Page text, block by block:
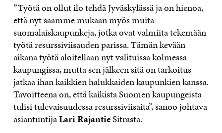
”Työtä on ollut ilo tehdä Jyväskylässä ja on hienoa,
että nyt saamme mukaan myös muita
suomalaiskaupunkeja, jotka ovat valmiita tekemään
työtä resurssiviisauden parissa. Tämän kevään
aikana työtä aloitellaan nyt valituissa kolmessa
kaupungissa, mutta sen jälkeen sitä on tarkoitus
jatkaa ihan kaikkien halukkaiden kaupunkien kanssa.
Tavoitteena on, että kaikista Suomen kaupungeista
tulisi tulevaisuudessa resurssiviisaita”, sanoo johtava
asiantuntijaLari RajantieSitrasta.